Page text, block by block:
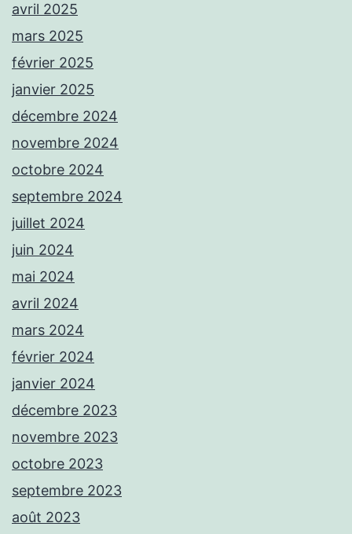
avril 2025
mars 2025
février 2025
janvier 2025
décembre 2024
novembre 2024
octobre 2024
septembre 2024
juillet 2024
juin 2024
mai 2024
avril 2024
mars 2024
février 2024
janvier 2024
décembre 2023
novembre 2023
octobre 2023
septembre 2023
août 2023